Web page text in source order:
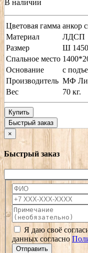
В наличии
Цветовая гамма анкор
Материал
ЛДСП
Размер
Ш
Спальное место
Основание
с
Производитель МФ
Вес
70 кг.
Купить
Быстрый заказ
×
Быстрый заказ
Я даю своё
данных согласно
Отправить